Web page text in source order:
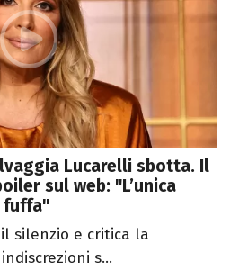
Lucarelli sbotta. Il
sul web: "L’unica
fuffa"
silenzio e critica la
s...